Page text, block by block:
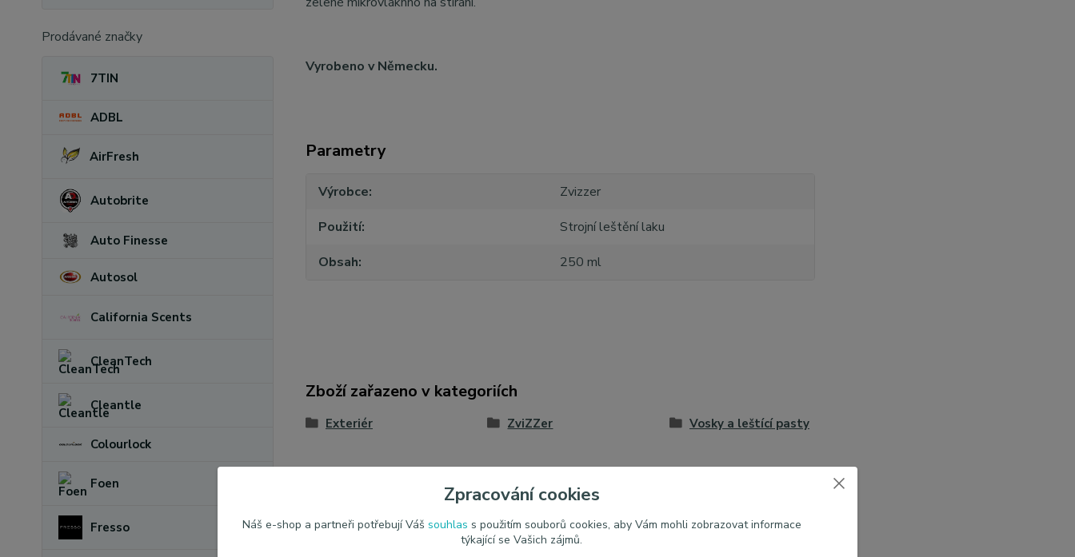
Prodávané značky
7TIN
ADBL
AirFresh
Autobrite
Auto Finesse
Autosol
California Scents
CleanTech
Cleantle
Colourlock
Foen
Fresso
Vyrobeno v Německu.
Parametry
Výrobce
Zvizzer
Použití
Strojní leštění laku
Obsah
250 ml
Zboží zařazeno v kategoriích
Exteriér ZviZZer Vosky a leštící pasty
Zpracování cookies
Náš e-shop a partneři potřebují Váš souhlas s použitím souborů cookies, aby Vám mohli zobrazovat informace
týkající se Vašich zájmů.